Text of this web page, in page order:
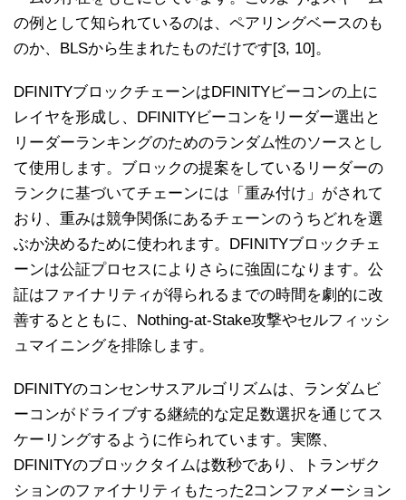
の例として知られているのは、ペアリングベースのも
のか、BLSから生まれたものだけです[3, 10]。
DFINITYブロックチェーンはDFINITYビーコンの上に
レイヤを形成し、DFINITYビーコンをリーダー選出と
リーダーランキングのためのランダム性のソースとし
て使用します。ブロックの提案をしているリーダーの
ランクに基づいてチェーンには「重み付け」がされて
おり、重みは競争関係にあるチェーンのうちどれを選
ぶか決めるために使われます。DFINITYブロックチェ
ーンは公証プロセスによりさらに強固になります。公
証はファイナリティが得られるまでの時間を劇的に改
善するとともに、Nothing-at-Stake攻撃やセルフィッシ
ュマイニングを排除します。
DFINITYのコンセンサスアルゴリズムは、ランダムビ
ーコンがドライブする継続的な定足数選択を通じてス
ケーリングするように作られています。実際、
DFINITYのブロックタイムは数秒であり、トランザク
ションのファイナリティもたった2コンファメーション